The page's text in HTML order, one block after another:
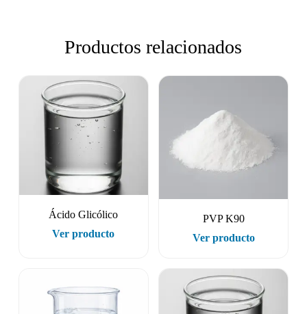
Productos relacionados
Ácido Glicólico
Ver producto
PVP K90
Ver producto